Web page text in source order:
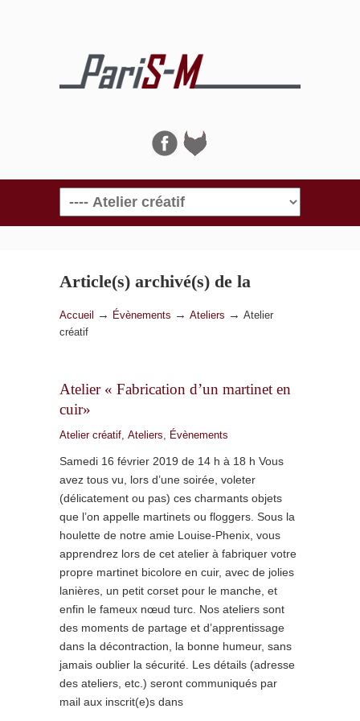
Navigation
Article(s) archivé(s) de la
catégorieAtelier créatif
Accueil → Évènements → Ateliers → Atelier
créatif
Atelier « Fabrication d’un martinet en
cuir»
Atelier créatif, Ateliers, Évènements
Samedi 16 février 2019 de 14 h à 18 h Vous
avez tous vu, lors d’une soirée, voleter
(délicatement ou pas) ces charmants objets
que l’on appelle martinets ou floggers. Sous la
houlette de notre amie Louise-Phenix, vous
apprendrez lors de cet atelier à fabriquer votre
propre martinet bicolore en cuir, avec de jolies
lanières, un petit corset pour le manche, et
enfin le fameux nœud turc. Nos ateliers sont
des moments de partage et d’apprentissage
dans la décontraction, la bonne humeur, sans
jamais oublier la sécurité. Les détails (adresse
des ateliers, etc.) seront communiqués par
mail aux inscrit(e)s dans